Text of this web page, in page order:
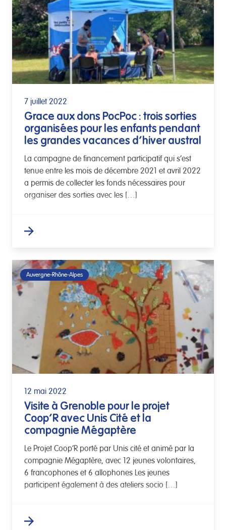
7 juillet 2022
Grace aux dons PocPoc : trois sorties
organisées pour les enfants pendant
les grandes vacances d’hiver austral
La campagne de financement participatif qui s’est
tenue entre les mois de décembre 2021 et avril 2022
a permis de collecter les fonds nécessaires pour
organiser des sorties avec les […]
Auvergne-Rhône-Alpes
12 mai 2022
Visite à Grenoble pour le projet
Coop’R avec Unis Cité et la
compagnie Mégaptère
Le Projet Coop’R porté par Unis cité et animé par la
compagnie Mégaptère, avec 12 jeunes volontaires,
6 francophones et 6 allophones Les jeunes
participent également à des ateliers socio […]